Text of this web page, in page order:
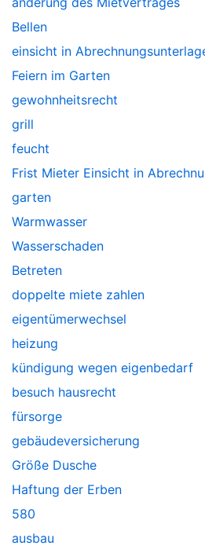
Bellen
einsicht in
Feiern im Garten
gewohnheitsrecht
grill
feucht
Frist Mieter Einsicht in
garten
Warmwasser
Wasserschaden
Betreten
doppelte miete zahlen
eigentümerwechsel
heizung
kündigung wegen eigenbedarf
besuch hausrecht
fürsorge
gebäudeversicherung
Größe Dusche
Haftung der Erben
580
ausbau